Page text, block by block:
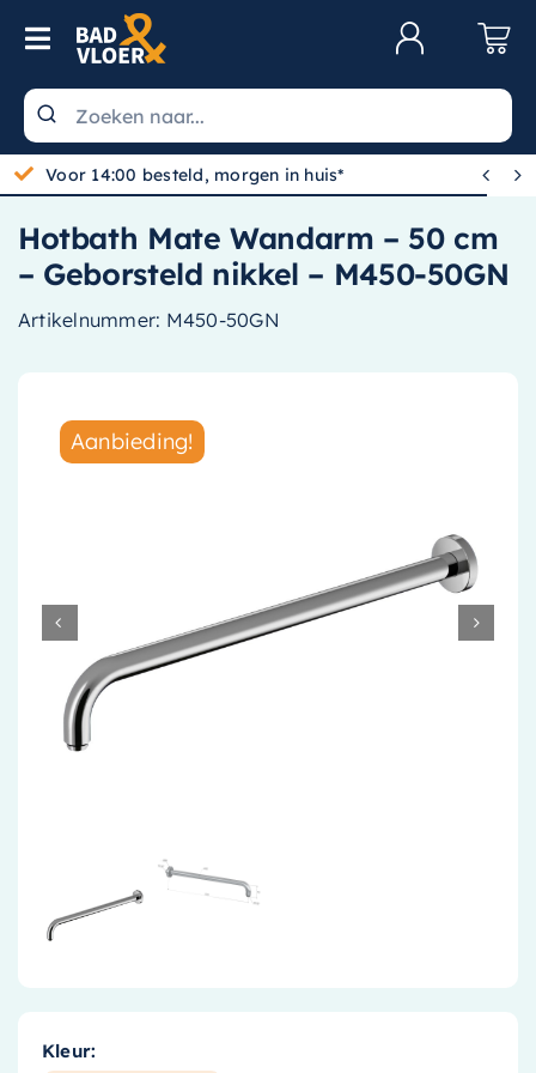
Skip to content
Toggle Navigation
Wastafels
Toiletten
Spiegels
Baden
Klimaatbeheersing
PVC
Tegels
Voor 14:00 besteld, morgen in huis*  
Hotbath Mate Wandarm – 50 cm
– Geborsteld nikkel – M450-50GN
Artikelnummer: M450-50GN
Aanbieding!
Kleur: